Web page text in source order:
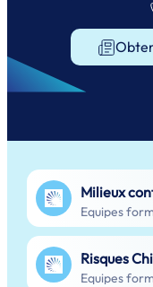
Milieux
Risques
Equipes